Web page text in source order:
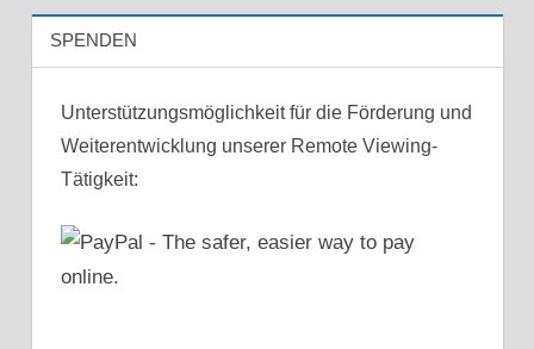
SPENDEN
Unterstützungsmöglichkeit für die Förderung und
Weiterentwicklung unserer Remote Viewing-
Tätigkeit: